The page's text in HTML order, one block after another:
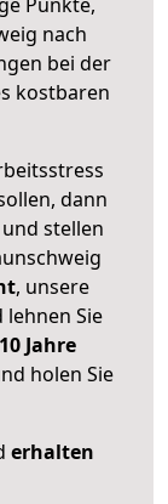
nach
bei der
kostbaren
dann
stellen
, unsere
Sie
Jahre
holen Sie
erhalten